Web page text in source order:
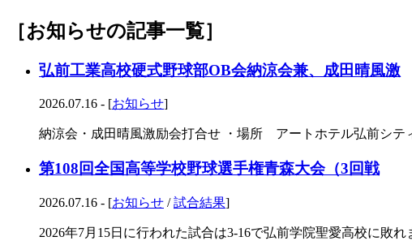
［お知らせの記事一覧］
弘前工業高校硬式野球部OB会納涼会兼、成田晴風激
2026.07.16 - [お知らせ]
納涼会・成田晴風激励会打合せ ・場所 アートホテル弘前シ
第108回全国高等学校野球選手権青森大会（3回戦
2026.07.16 - [お知らせ /試合結果]
2026年7月15日に行われた試合は3-16で弘前学院聖愛高校に敗れ